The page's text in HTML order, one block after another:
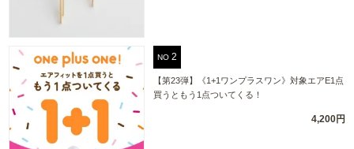
NO
【第23弾】《1+1ワンプラスワン》対象エアE1点
買うともう1点ついてくる！
4,200円